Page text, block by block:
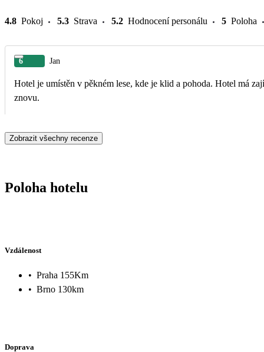
4.8 Pokoj 5.3 Strava 5.2 Hodnocení personálu 5 Poloha
6 Jan
Hotel je umístěn v pěkném lese, kde je klid a pohoda. Hotel má
znovu.
Zobrazit všechny recenze
Poloha hotelu
Vzdálenost
• Praha 155Km
• Brno 130km
Doprava